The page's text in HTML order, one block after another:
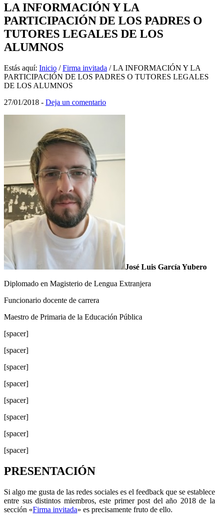
LA INFORMACIÓN Y LA
PARTICIPACIÓN DE LOS PADRES O
TUTORES LEGALES DE LOS
ALUMNOS
Estás aquí: Inicio / Firma invitada /LA INFORMACIÓN Y LA
PARTICIPACIÓN DE LOS PADRES O TUTORES LEGALES
DE LOS ALUMNOS
27/01/2018 - Deja un comentario
José Luis García Yubero
Diplomado en Magisterio de Lengua Extranjera
Funcionario docente de carrera
Maestro de Primaria de la Educación Pública
[spacer]
[spacer]
[spacer]
[spacer]
[spacer]
[spacer]
[spacer]
[spacer]
PRESENTACIÓN
Si algo me gusta de las redes sociales es el feedback que se establece
entre sus distintos miembros, este primer post del año 2018 de la
sección «Firma invitada» es precisamente fruto de ello.